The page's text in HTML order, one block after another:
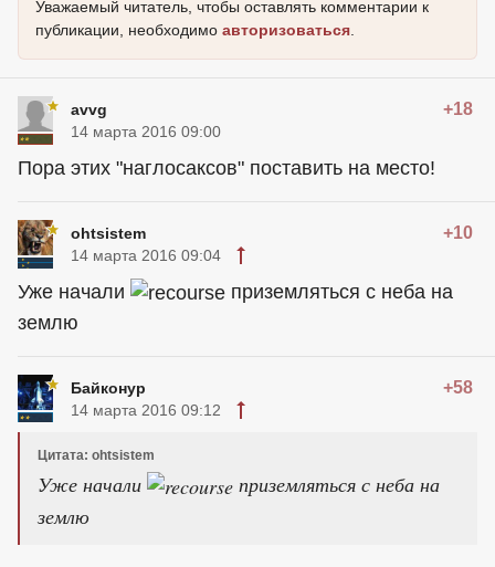
Уважаемый читатель, чтобы оставлять комментарии к
публикации, необходимо авторизоваться
avvg +18
14 марта 2016 09:00
Пора этих "наглосаксов" поставить на место!
ohtsistem +10
14 марта 2016 09:04
Уже начали
приземляться с неба на
землю
Байконур +58
14 марта 2016 09:12
Цитата: ohtsistem
Уже начали
приземляться с неба на
землю